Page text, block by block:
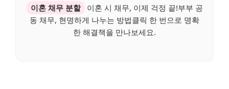
이혼 채무 분할
이혼 시 채무, 이제 걱정 끝!부부 공
동 채무, 현명하게 나누는 방법클릭 한 번으로 명확
한 해결책을 만나보세요.